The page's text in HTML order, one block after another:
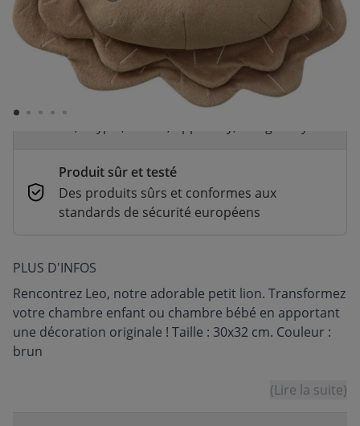
Livraison rapide
En stock | Livraison rapide (2 à 5 jours
ouvrés)
Paiement sécurisé et flexible
Produit sûr et testé
Des produits sûrs et conformes aux
standards de sécurité européens
PLUS D'INFOS
Rencontrez Leo, notre adorable petit lion. Transformez
votre chambre enfant ou chambre bébé en apportant
une décoration originale ! Taille : 30x32 cm. Couleur :
brun
(Lire la suite)